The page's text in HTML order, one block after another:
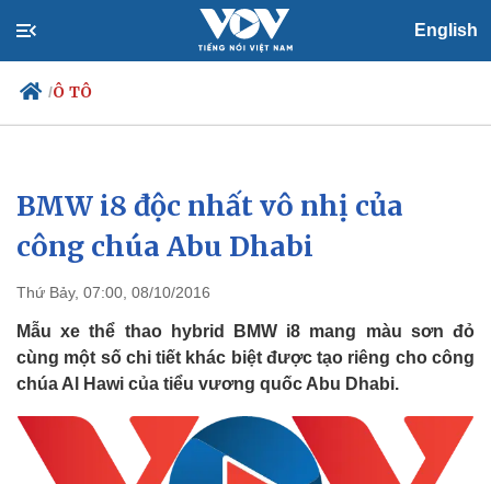
English
/Ô TÔ
Chính trị
Đảng
Tổ chức nhân sự
Nhận diện sự thật
Xã hội
Tin 24h
Dự báo thời tiết
Việc làm
Biển đảo
BMW i8 độc nhất vô nhị của
công chúa Abu Dhabi
Thứ Bảy, 07:00, 08/10/2016
Mẫu xe thể thao hybrid BMW i8 mang màu sơn đỏ
cùng một số chi tiết khác biệt được tạo riêng cho công
chúa Al Hawi của tiểu vương quốc Abu Dhabi.